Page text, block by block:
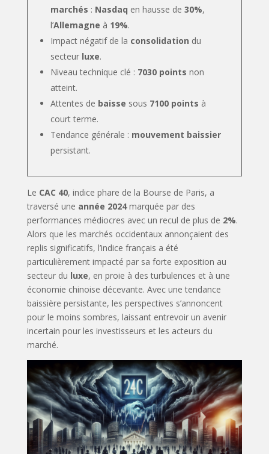
marchés : Nasdaq en hausse de 30%,
l’Allemagne à 19%.
Impact négatif de la consolidation du
secteur luxe.
Niveau technique clé : 7030 points non
atteint.
Attentes de baisse sous 7100 points à
court terme.
Tendance générale : mouvement baissier
persistant.
Le CAC 40, indice phare de la Bourse de Paris, a
traversé une année 2024marquée par des
performances médiocres avec un recul de plus de 2%.
Alors que les marchés occidentaux annonçaient des
replis significatifs, l’indice français a été
particulièrement impacté par sa forte exposition au
secteur du luxe, en proie à des turbulences et à une
économie chinoise décevante. Avec une tendance
baissière persistante, les perspectives s’annoncent
pour le moins sombres, laissant entrevoir un avenir
incertain pour les investisseurs et les acteurs du
marché.